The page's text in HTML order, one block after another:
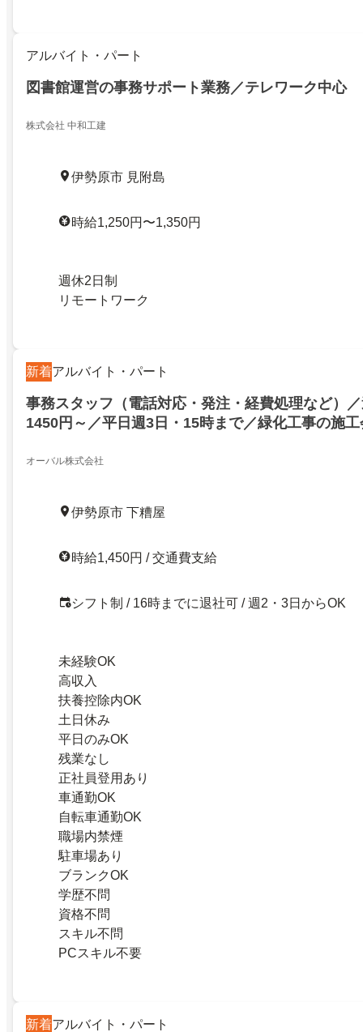
アルバイト・パート
図書館運営の事務サポート業務／テレワーク中心
株式会社 中和工建
伊勢原市 見附島
時給1,250円〜1,350円
週休2日制
リモートワーク
新着アルバイト・パート
事務スタッフ（電話対応・発注・経費処理など）
1450円～／平日週3日・15時まで／緑化工事の施
用も目指せます車通勤OK
オーバル株式会社
伊勢原市 下糟屋
時給1,450円 / 交通費支給
シフト制 / 16時までに退社可 / 週2・3日からOK
未経験OK
高収入
扶養控除内OK
土日休み
平日のみOK
残業なし
正社員登用あり
車通勤OK
自転車通勤OK
職場内禁煙
駐車場あり
ブランクOK
学歴不問
資格不問
スキル不問
PCスキル不要
新着アルバイト・パート